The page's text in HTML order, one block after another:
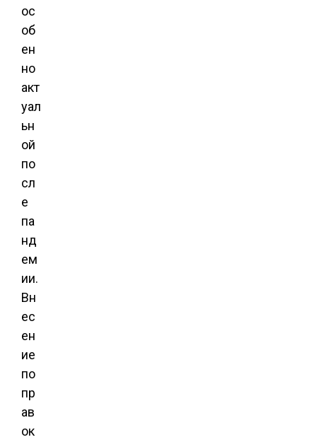
ос
об
ен
но
акт
уал
ьн
ой
по
сл
е
па
нд
ем
ии.
Вн
ес
ен
ие
по
пр
ав
ок